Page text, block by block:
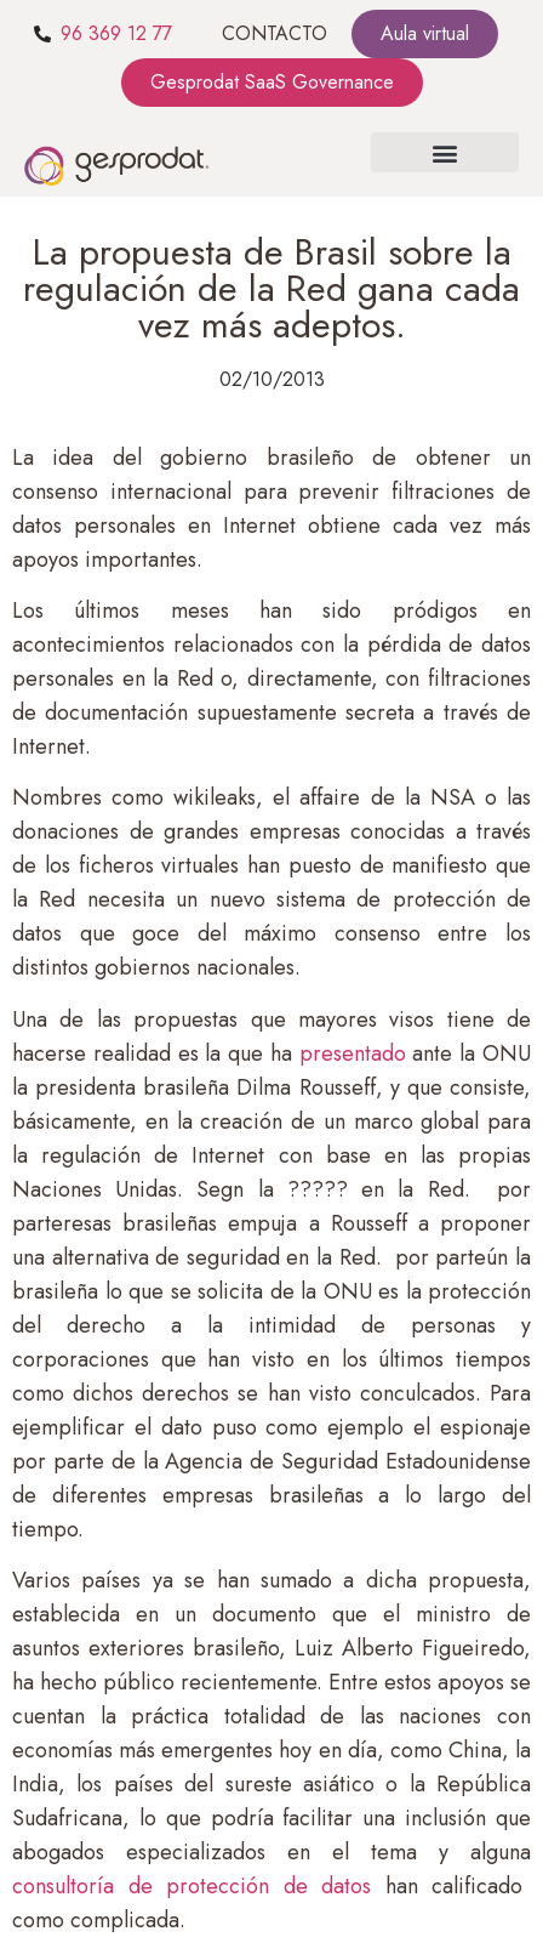
96 369 12 77 CONTACTO
Aula virtual
Gesprodat SaaS Governance
La propuesta de Brasil sobre la
regulación de la Red gana cada
vez más adeptos.
02/10/2013
La idea del gobierno brasileño de obtener un
consenso internacional para prevenir filtraciones de
datos personales en Internet obtiene cada vez más
apoyos importantes.
Los últimos meses han sido pródigos en
acontecimientos relacionados con la pérdida de datos
personales en la Red o, directamente, con filtraciones
de documentación supuestamente secreta a través de
Internet.
Nombres como wikileaks, el affaire de la NSA o las
donaciones de grandes empresas conocidas a través
de los ficheros virtuales han puesto de manifiesto que
la Red necesita un nuevo sistema de protección de
datos que goce del máximo consenso entre los
distintos gobiernos nacionales.
Una de las propuestas que mayores visos tiene de
hacerse realidad es la que ha presentado ante la ONU
la presidenta brasileña Dilma Rousseff, y que consiste,
básicamente, en la creación de un marco global para
la regulación de Internet con base en las propias
Naciones Unidas. Segn la ????? en la Red. por
parteresas brasileñas empuja a Rousseff a proponer
una alternativa de seguridad en la Red. por parteún la
brasileña lo que se solicita de la ONU es la protección
del derecho a la intimidad de personas y
corporaciones que han visto en los últimos tiempos
como dichos derechos se han visto conculcados. Para
ejemplificar el dato puso como ejemplo el espionaje
por parte de la Agencia de Seguridad Estadounidense
de diferentes empresas brasileñas a lo largo del
tiempo.
Varios países ya se han sumado a dicha propuesta,
establecida en un documento que el ministro de
asuntos exteriores brasileño, Luiz Alberto Figueiredo,
ha hecho público recientemente. Entre estos apoyos se
cuentan la práctica totalidad de las naciones con
economías más emergentes hoy en día, como China, la
India, los países del sureste asiático o la República
Sudafricana, lo que podría facilitar una inclusión que
abogados especializados en el tema y alguna
consultoría de protección de datos han calificado
como complicada.